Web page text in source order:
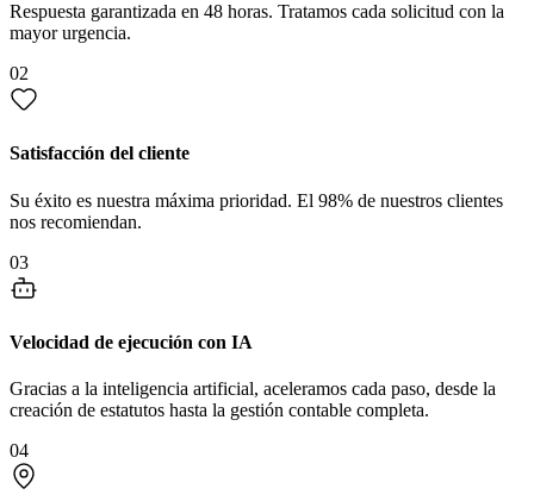
Respuesta garantizada en 48 horas. Tratamos cada solicitud con la
mayor urgencia.
02
Satisfacción del cliente
Su éxito es nuestra máxima prioridad. El 98% de nuestros clientes
nos recomiendan.
03
Velocidad de ejecución con IA
Gracias a la inteligencia artificial, aceleramos cada paso, desde la
creación de estatutos hasta la gestión contable completa.
04